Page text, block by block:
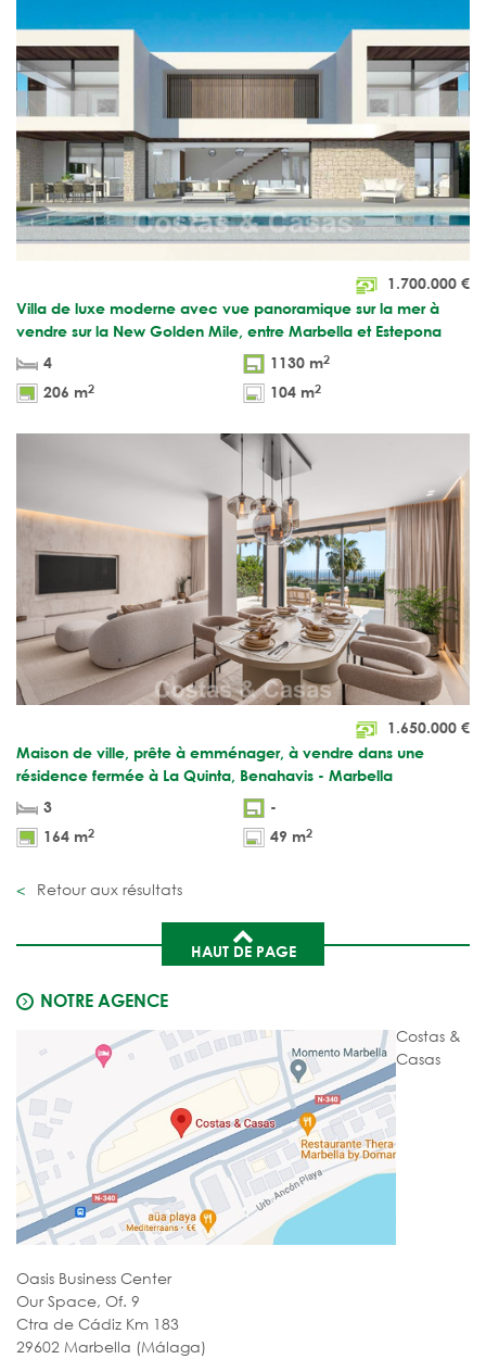
1.700.000 €
Villa de luxe moderne avec vue panoramique sur la mer à
vendre sur la New Golden Mile, entre Marbella et Estepona
4
1130 m2
206 m2 104 m2
1.650.000 €
Maison de ville, prête à emménager, à vendre dans une
résidence fermée à La Quinta, Benahavis - Marbella
3
-
164 m2 49 m2
Retour aux résultats
HAUT DE PAGE
NOTRE AGENCE
Costas &
Casas
Oasis Business Center
Our Space, Of. 9
Ctra de Cádiz Km 183
29602 Marbella (Málaga)